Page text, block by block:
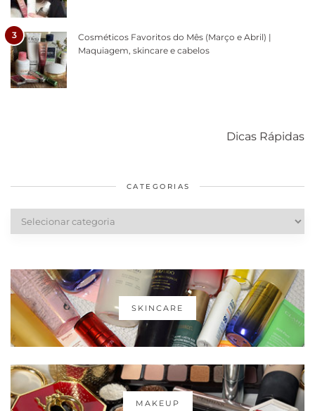
3
Cosméticos Favoritos do Mês (Março e Abril) |
Maquiagem, skincare e cabelos
Dicas Rápidas
diários
cabelos
CATEGORIAS
Categorias
SKINCARE
MAKEUP